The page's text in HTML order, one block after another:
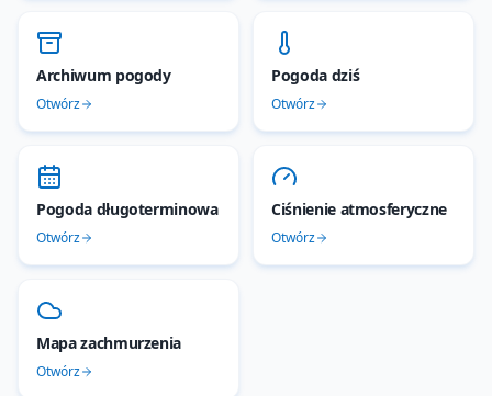
Archiwum pogody
Otwórz
Pogoda dziś
Otwórz
Pogoda długoterminowa
Otwórz
Ciśnienie atmosferyczne
Otwórz
Mapa zachmurzenia
Otwórz